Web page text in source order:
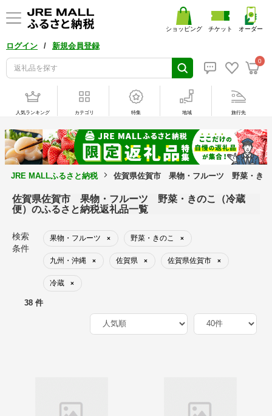
ログイン / 新規会員登録
0
ショッピング チケット オーダー
人気ランキング カテゴリ 特集 地域 旅行先
JRE MALLふるさと納税 佐賀県佐賀市 果物・フルーツ 野菜・きの
佐賀県佐賀市 果物・フルーツ 野菜・きのこ（冷蔵
便）のふるさと納税返礼品一覧
検索
条件
果物・フルーツ × 野菜・きのこ ×
九州・沖縄 × 佐賀県 × 佐賀県佐賀市 ×
冷蔵 ×
38 件